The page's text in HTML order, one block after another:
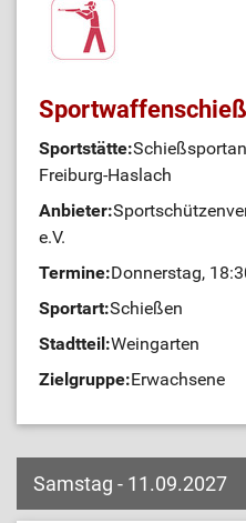
Sportstätte:
Freiburg-Haslach
Anbieter:
e.V.
Termine:Donnerstag,
Sportart:Schießen
Stadtteil:Weingarten
Zielgruppe:Erwachsene
Samstag - 11.09.2027